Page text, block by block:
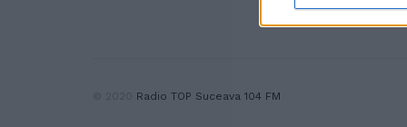
Radio TOP Suceava 104 FM